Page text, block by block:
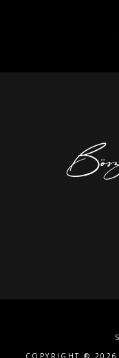
COPYRIGHT ®